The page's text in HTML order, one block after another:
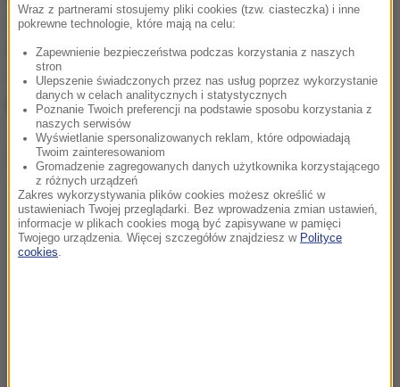
wartości sprzedawanych we Wrocławiu biletów.
Podstawową aplikacją jest URBANCARD. Inne to
SkyCash, mPay i Mobil SolidSolution.Teraz dołącza
piąta - "Jak Dojadę".
Dalsza część artykułu pod materiałem video:
Wraz z partnerami stosujemy pliki cookies (tzw. ciasteczka) i inne
pokrewne technologie, które mają na celu:
Zapewnienie bezpieczeństwa podczas korzystania z naszych
stron
Ulepszenie świadczonych przez nas usług poprzez wykorzystanie
danych w celach analitycznych i statystycznych
Poznanie Twoich preferencji na podstawie sposobu korzystania z
naszych serwisów
Wyświetlanie spersonalizowanych reklam, które odpowiadają
Twoim zainteresowaniom
Gromadzenie zagregowanych danych użytkownika korzystającego
z różnych urządzeń
Zakres wykorzystywania plików cookies możesz określić w
ustawieniach Twojej przeglądarki. Bez wprowadzenia zmian ustawień,
informacje w plikach cookies mogą być zapisywane w pamięci
Twojego urządzenia. Więcej szczegółów znajdziesz w Polityce
cookies